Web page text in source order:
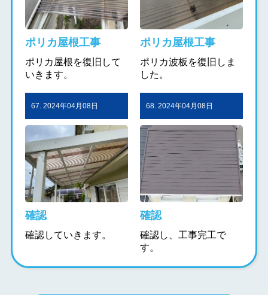
ポリカ屋根工事
ポリカ屋根を復旧して
いきます。
ポリカ屋根工事
ポリカ波板を復旧しま
した。
67. 2024年04月08日
確認
確認していきます。
68. 2024年04月08日
確認
確認し、工事完工で
す。